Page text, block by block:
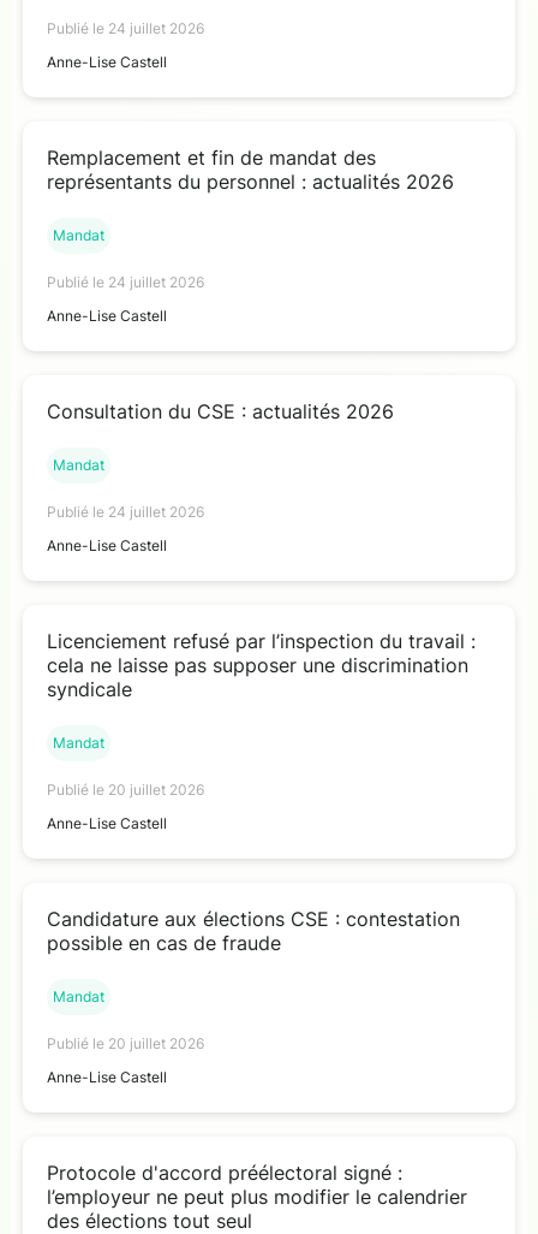
Publié le 24 juillet 2026
Anne-Lise Castell
Remplacement et fin de mandat des
représentants du personnel : actualités 2026
Mandat
Publié le 24 juillet 2026
Anne-Lise Castell
Consultation du CSE : actualités 2026
Mandat
Publié le 24 juillet 2026
Anne-Lise Castell
Licenciement refusé par l’inspection du travail :
cela ne laisse pas supposer une discrimination
syndicale
Mandat
Publié le 20 juillet 2026
Anne-Lise Castell
Candidature aux élections CSE : contestation
possible en cas de fraude
Mandat
Publié le 20 juillet 2026
Anne-Lise Castell
Protocole d'accord préélectoral signé :
l’employeur ne peut plus modifier le calendrier
des élections tout seul